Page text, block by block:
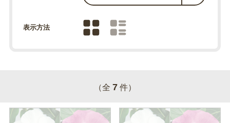
表示方法
（全 7 件）